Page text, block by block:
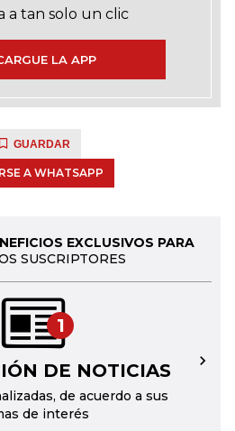
a tan solo un clic
LA APP
GUARDAR
A WHATSAPP
EXCLUSIVOS PARA
SUSCRIPTORES
1
DE NOTICIAS
de acuerdo a sus
de interés
→